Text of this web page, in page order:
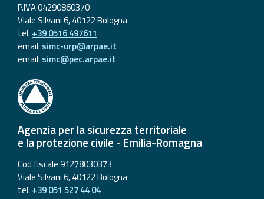
P.IVA 04290860370
Viale Silvani 6, 40122 Bologna
tel. +39 0516 497611
email: simc-urp@arpae.it
email: simc@pec.arpae.it
Agenzia per la sicurezza territoriale
e la protezione civile - Emilia-Romagna
Cod fiscale 91278030373
Viale Silvani 6, 40122 Bologna
tel. +39 051 527 44 04